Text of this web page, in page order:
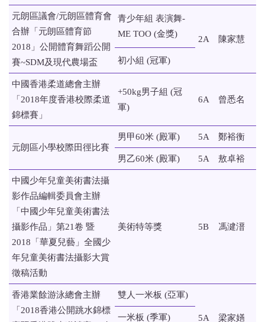
元朗區議會/元朗區體育會
合辦「元朗區體育節
2018」公開體育舞蹈公開
賽~SDM及現代農場盃
青少年組 表演舞-
ME TOO (金獎)
2A 陳家慧
初小組 (冠軍)
中國香港柔道總會主辦
「2018年度香港校際柔道
錦標賽」
+50kg男子組 (冠
軍)
6A 曾悉名
元朗區小學校際田徑比賽
男甲60米 (殿軍) 5A 鄭裕衡
男乙60米 (殿軍) 5A 敖卓裕
中國少年兒童美術書法攝
影作品編輯委員會主辦
「中國少年兒童美術書法
攝影作品」第21卷 暨
2018「華夏兒藝」全國少
年兒童美術書法攝影大賞
徵稿活動
美術特等獎 5B 馮湕溍
香港業餘游泳總會主辦
「2018香港公開跳水錦標
雙人一米板 (亞軍)
5A 梁家嫸
一米板 (季軍)